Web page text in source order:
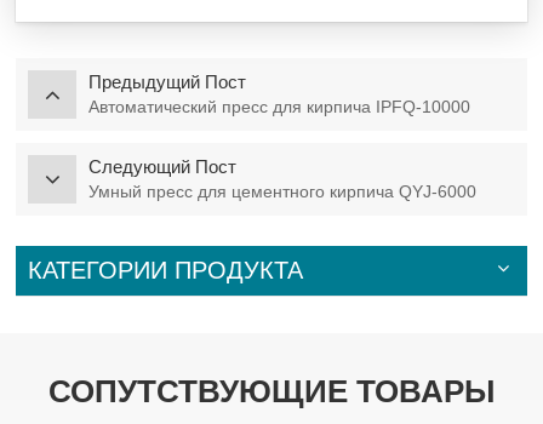
Предыдущий Пост
Автоматический пресс для кирпича IPFQ-10000
Следующий Пост
Умный пресс для цементного кирпича QYJ-6000
КАТЕГОРИИ ПРОДУКТА
СОПУТСТВУЮЩИЕ ТОВАРЫ